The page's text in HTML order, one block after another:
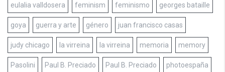
eulalia valldosera feminism feminismo georges bataille
goya guerra y arte género juan francisco casas
judy chicago la virreina la virreina memoria memory
Pasolini Paul B. Preciado Paul B. Preciado photoespaña